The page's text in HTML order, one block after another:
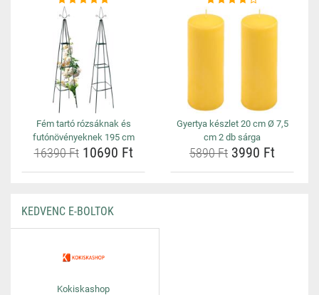
Fém tartó rózsáknak és
futónövényeknek 195 cm
16390 Ft10690 Ft
Gyertya készlet 20 cm Ø 7,5
cm 2 db sárga
5890 Ft 3990 Ft
KEDVENC E-BOLTOK
Kokiskashop